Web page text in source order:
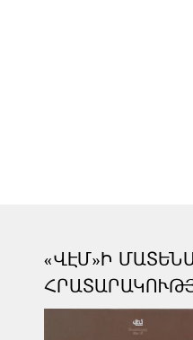
«ՎԷՄ»Ի